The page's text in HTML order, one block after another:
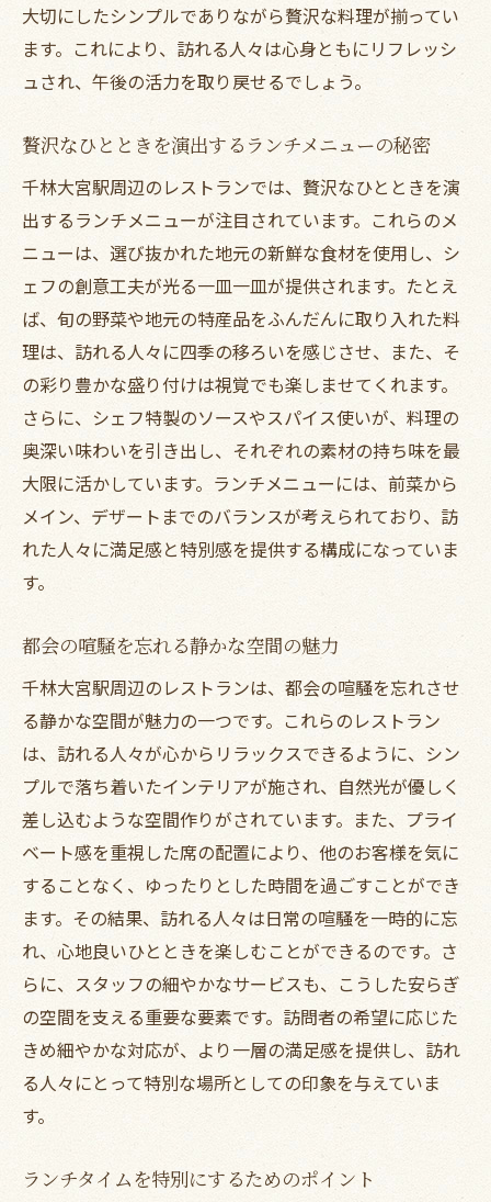
都会の中で感じる静寂と癒しの空間
心が落ち着くインテリアと雰囲気
静かな場所でのランチの楽しみ方
千林大宮駅周辺の隠れ家レストランで心地よい
ランチタイム
心地よいランチタイムを過ごすためのコツ
隠れ家レストランが提供する特別な体験
ランチタイムにぴったりの静かな場所
訪れる人を癒す心温まるサービス
リラックスできるランチスポットの選び方
いつもと違う場所でのランチを楽しむ
千林大宮駅のレストランで味わう非日常のラン
チの秘密
非日常を感じるランチの魅力
日常を離れた空間での癒しのランチ
新しい出会いと発見があるランチタイム
非日常を求める人にぴったりのレストラン
ランチが変わる非日常の体験
訪れる人を魅了する千林大宮駅のランチスポッ
ト
訪れるたびに新しい魅力を発見できる場所
ランチスポットの選び方と楽しみ方
訪れた人を虜にする隠れ家的魅力
魅力的なランチスポットの探し方
訪れる価値がある特別なランチスポット
千林大宮駅のランチスポットの魅力
落ち着いた雰囲気で楽しむ千林大宮駅の特別ラ
ゆったりとしたランチタイムの過ごし方
大切にしたシンプルでありながら贅沢な料理が揃ってい
ます。これにより、訪れる人々は心身ともにリフレッシ
ュされ、午後の活力を取り戻せるでしょう。
贅沢なひとときを演出するランチメニューの秘密
千林大宮駅周辺のレストランでは、贅沢なひとときを演
出するランチメニューが注目されています。これらのメ
ニューは、選び抜かれた地元の新鮮な食材を使用し、シ
ェフの創意工夫が光る一皿一皿が提供されます。たとえ
ば、旬の野菜や地元の特産品をふんだんに取り入れた料
理は、訪れる人々に四季の移ろいを感じさせ、また、そ
の彩り豊かな盛り付けは視覚でも楽しませてくれます。
さらに、シェフ特製のソースやスパイス使いが、料理の
奥深い味わいを引き出し、それぞれの素材の持ち味を最
大限に活かしています。ランチメニューには、前菜から
メイン、デザートまでのバランスが考えられており、訪
れた人々に満足感と特別感を提供する構成になっていま
す。
都会の喧騒を忘れる静かな空間の魅力
千林大宮駅周辺のレストランは、都会の喧騒を忘れさせ
る静かな空間が魅力の一つです。これらのレストラン
は、訪れる人々が心からリラックスできるように、シン
プルで落ち着いたインテリアが施され、自然光が優しく
差し込むような空間作りがされています。また、プライ
ベート感を重視した席の配置により、他のお客様を気に
することなく、ゆったりとした時間を過ごすことができ
ます。その結果、訪れる人々は日常の喧騒を一時的に忘
れ、心地良いひとときを楽しむことができるのです。さ
らに、スタッフの細やかなサービスも、こうした安らぎ
の空間を支える重要な要素です。訪問者の希望に応じた
きめ細やかな対応が、より一層の満足感を提供し、訪れ
る人々にとって特別な場所としての印象を与えていま
す。
ランチタイムを特別にするためのポイント